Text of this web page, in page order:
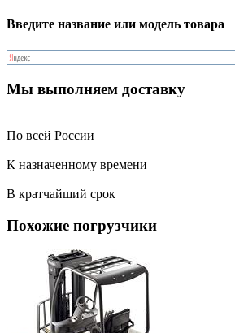
Введите название или модель товара
Мы выполняем доставку
По всей России
К назначенному времени
В кратчайший срок
Похожие погрузчики